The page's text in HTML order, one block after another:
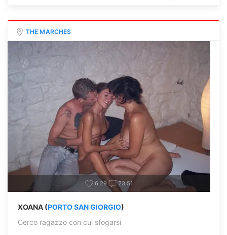
THE MARCHES
6.29 23.51
XOANA (PORTO SAN GIORGIO)
Cerco ragazzo con cui sfogarsi